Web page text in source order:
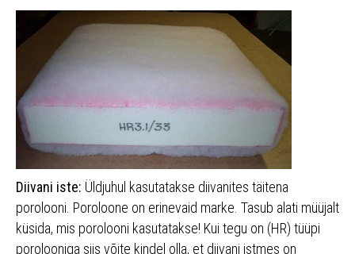
Diivani iste: Üldjuhul kasutatakse diivanites täitena
porolooni. Poroloone on erinevaid marke. Tasub alati müüjalt
küsida, mis porolooni kasutatakse! Kui tegu on (HR) tüüpi
porolooniga siis võite kindel olla, et diivani istmes on